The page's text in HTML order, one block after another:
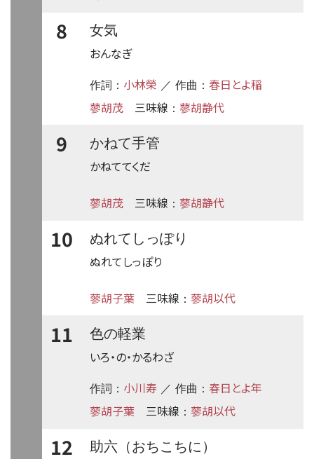
8
女気
おんなぎ
作詞： 小林榮 ／ 作曲： 春日とよ稲
蓼胡茂
三味線 ： 蓼胡静代
9
かねて手管
かねててくだ
蓼胡茂 三味線 ： 蓼胡静代
10
ぬれてしっぽり
ぬれてしっぽり
蓼胡子葉 三味線 ： 蓼胡以代
11
色の軽業
いろ・の・かるわざ
作詞： 小川寿 ／ 作曲： 春日とよ年
蓼胡子葉
三味線 ： 蓼胡以代
12 助六（おちこちに）